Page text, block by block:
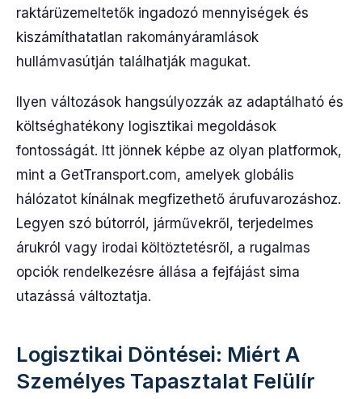
raktárüzemeltetők ingadozó mennyiségek és
kiszámíthatatlan rakományáramlások
hullámvasútján találhatják magukat.
Ilyen változások hangsúlyozzák az adaptálható és
költséghatékony logisztikai megoldások
fontosságát. Itt jönnek képbe az olyan platformok,
mint a GetTransport.com, amelyek globális
hálózatot kínálnak megfizethető árufuvarozáshoz.
Legyen szó bútorról, járművekről, terjedelmes
árukról vagy irodai költöztetésről, a rugalmas
opciók rendelkezésre állása a fejfájást sima
utazássá változtatja.
Logisztikai Döntései: Miért A
Személyes Tapasztalat Felülír